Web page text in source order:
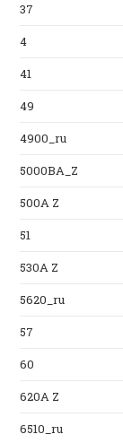
37
4
41
49
4900_ru
5000BA_Z
500A Z
51
530A Z
5620_ru
57
60
620A Z
6510_ru